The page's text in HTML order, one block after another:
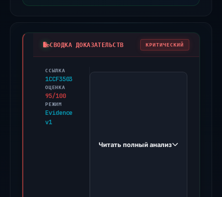
СВОДКА ДОКАЗАТЕЛЬСТВ КРИТИЧЕСКИЙ
ССЫЛКА
1CCF3503
ОЦЕНКА
95/100
РЕЖИМ
Evidence
v1
PhishDestroy
Читать полный анализ